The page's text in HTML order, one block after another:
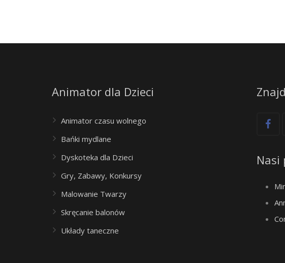
Animator dla Dzieci
Animator czasu wolnego
Bańki mydlane
Dyskoteka dla Dzieci
Gry, Zabawy, Konkursy
Malowanie Twarzy
Skręcanie balonów
Układy taneczne
Nasi